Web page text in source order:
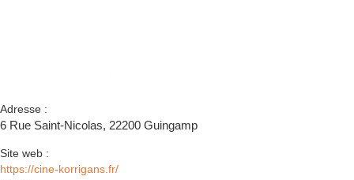
Adresse :
6 Rue Saint-Nicolas, 22200 Guingamp
Site web :
https://cine-korrigans.fr/